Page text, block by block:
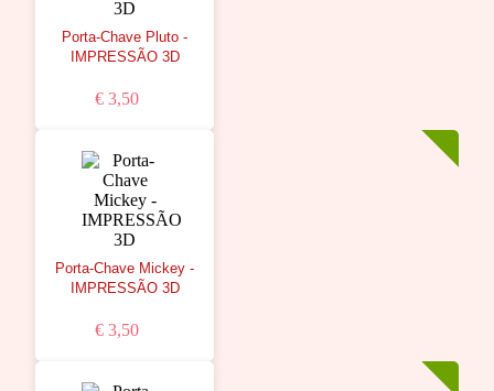
Porta-Chave Pluto -
IMPRESSÃO 3D
€ 3,50
Porta-Chave Mickey -
IMPRESSÃO 3D
€ 3,50